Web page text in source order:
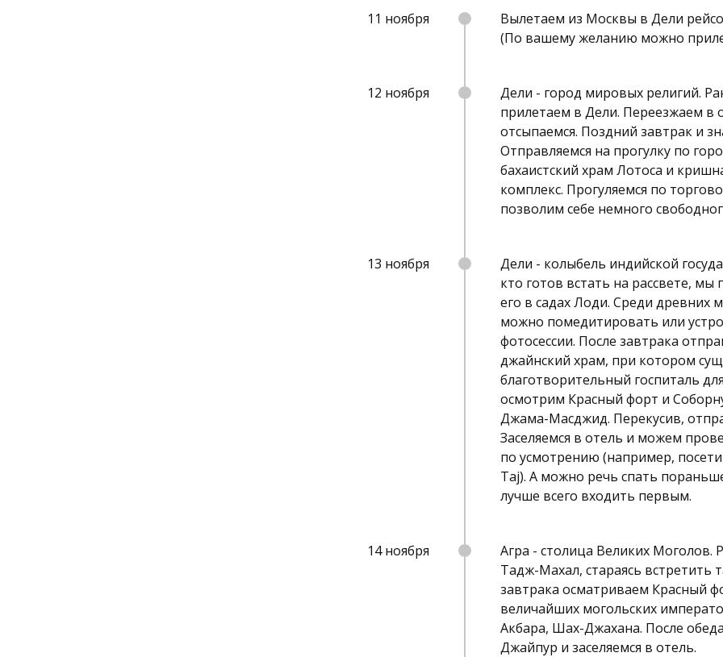
11 ноября
Вылетаем из Москвы в Дели
(По вашему желанию можно
12 ноября
Дели - город мировых религий.
прилетаем в Дели. Переезжаем в
отсыпаемся. Поздний завтрак и
Отправляемся на прогулку по
бахаистский храм Лотоса и
комплекс. Прогуляемся по
позволим себе немного
13 ноября
Дели - колыбель индийской
кто готов встать на рассвете, мы
его в садах Лоди. Среди древних
можно помедитировать или
фотосессии. После завтрака
джайнский храм, при котором
благотворительный госпиталь
осмотрим Красный форт и
Джама-Масджид. Перекусив,
Заселяемся в отель и можем
по усмотрению (например,
Taj). А можно речь спать
лучше всего входить первым.
14 ноября
Агра - столица Великих Моголов.
Тадж-Махал, стараясь встретить
завтрака осматриваем Красный
величайших могольских
Акбара, Шах-Джахана. После
Джайпур и заселяемся в отель.